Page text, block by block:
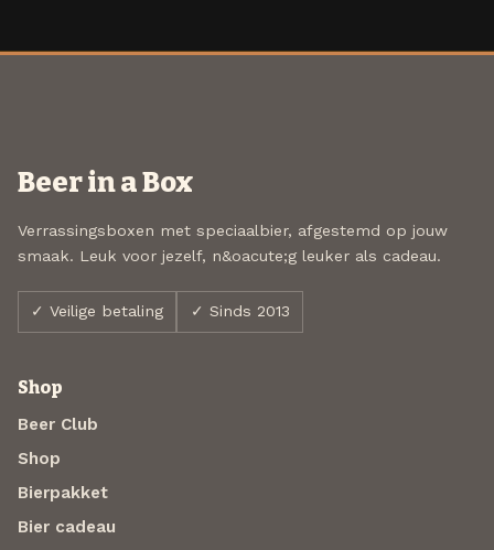
Beer in a Box
Verrassingsboxen met speciaalbier, afgestemd op jouw
smaak. Leuk voor jezelf, n&oacute;g leuker als cadeau.
✓ Veilige betaling ✓ Sinds 2013
Shop
Beer Club
Shop
Bierpakket
Bier cadeau